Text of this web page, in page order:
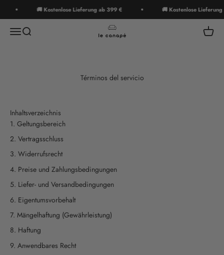
Ir al contenido🚚 Kostenlose Lieferung ab 399 € 🚚 Kostenlose Lieferung
MenúBuscar le canapé Carrito
Términos del servicio
Inhaltsverzeichnis
Geltungsbereich
Vertragsschluss
Widerrufsrecht
Preise und Zahlungsbedingungen
Liefer- und Versandbedingungen
Eigentumsvorbehalt
Mängelhaftung (Gewährleistung)
Haftung
Anwendbares Recht